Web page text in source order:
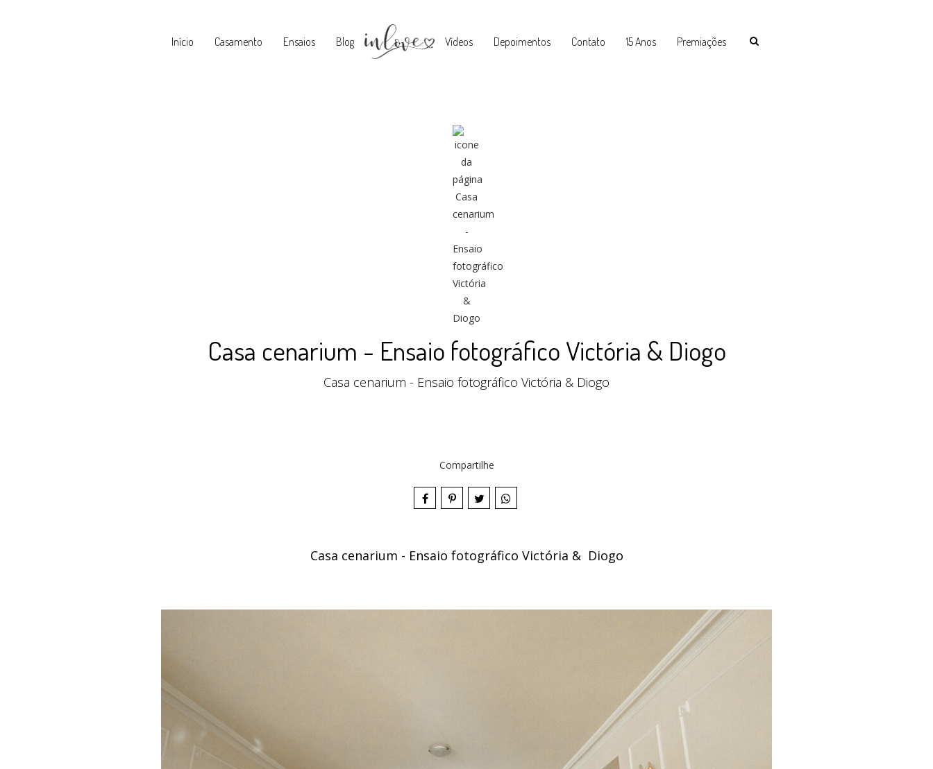
Início Casamento Ensaios Blog Vídeos Depoimentos Contato 15 Anos Premiações
Casa cenarium - Ensaio fotográfico Victória & Diogo
Casa cenarium - Ensaio fotográfico Victória & Diogo
Compartilhe
Casa cenarium - Ensaio fotográfico Victória & Diogo